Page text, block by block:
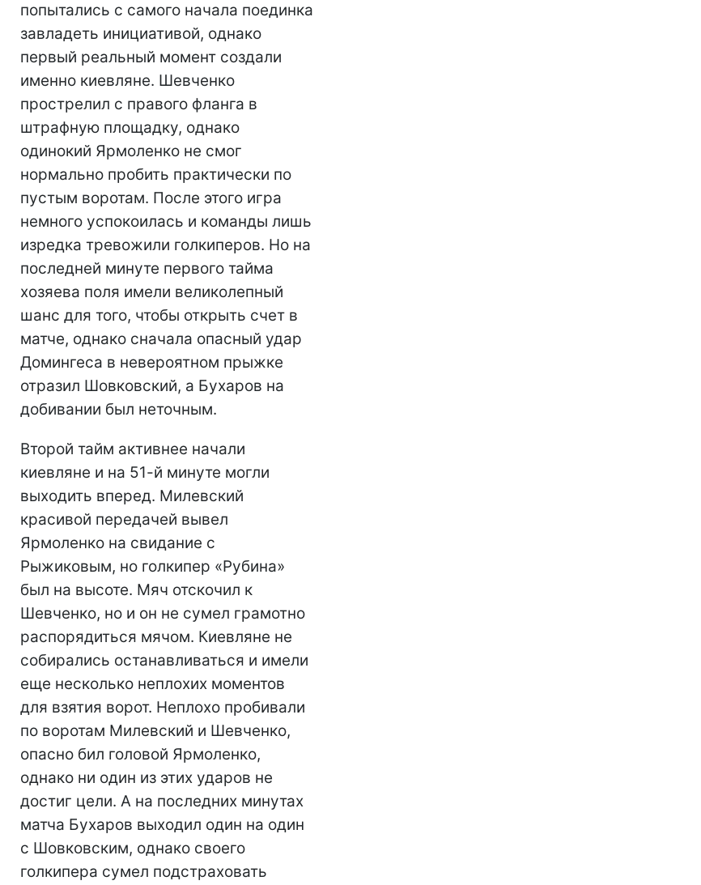
попытались с самого начала поединка
завладеть инициативой, однако
первый реальный момент создали
именно киевляне. Шевченко
прострелил с правого фланга в
штрафную площадку, однако
одинокий Ярмоленко не смог
нормально пробить практически по
пустым воротам. После этого игра
немного успокоилась и команды лишь
изредка тревожили голкиперов. Но на
последней минуте первого тайма
хозяева поля имели великолепный
шанс для того, чтобы открыть счет в
матче, однако сначала опасный удар
Домингеса в невероятном прыжке
отразил Шовковский, а Бухаров на
добивании был неточным.
Второй тайм активнее начали
киевляне и на 51-й минуте могли
выходить вперед. Милевский
красивой передачей вывел
Ярмоленко на свидание с
Рыжиковым, но голкипер «Рубина»
был на высоте. Мяч отскочил к
Шевченко, но и он не сумел грамотно
распорядиться мячом. Киевляне не
собирались останавливаться и имели
еще несколько неплохих моментов
для взятия ворот. Неплохо пробивали
по воротам Милевский и Шевченко,
опасно бил головой Ярмоленко,
однако ни один из этих ударов не
достиг цели. А на последних минутах
матча Бухаров выходил один на один
с Шовковским, однако своего
голкипера сумел подстраховать